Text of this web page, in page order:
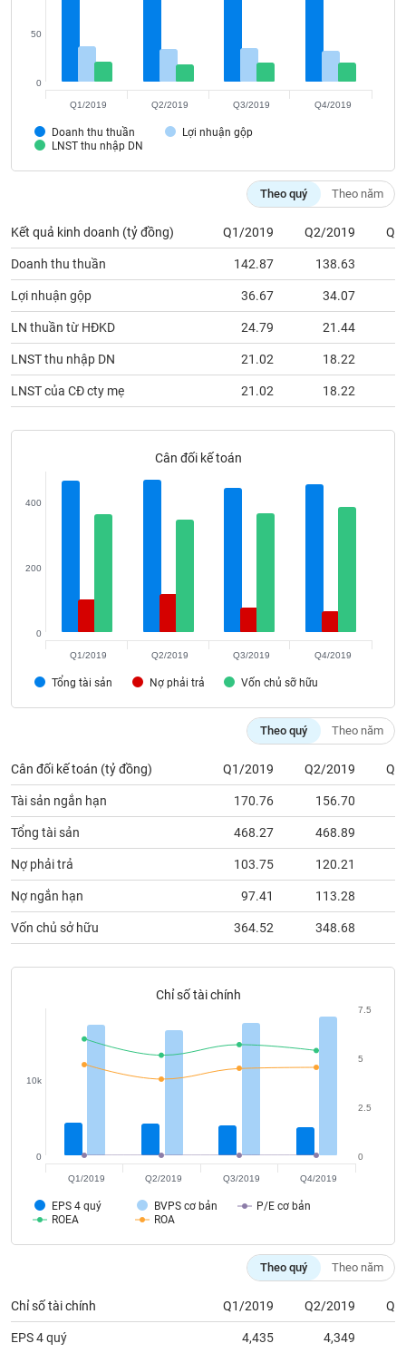
Doanh thu thuần
Lợi nhuận gộp
LNST thu nhập DN
0
50
Q1/2019 Q2/2019 Q3/2019 Q4/2019
Theo quý Theo năm
Kết quả kinh doanh (tỷ đồng) Q1/2019 Q2/2019
Doanh thu thuần 142.87 138.63
Lợi nhuận gộp 36.67 34.07
LN thuần từ HĐKD 24.79 21.44
LNST thu nhập DN 21.02 18.22
LNST của CĐ cty mẹ 21.02 18.22
Cân đối kế toán
Tổng tài sản Nợ phải trả Vốn chủ sỡ hữu
0
200
400
Q1/2019 Q2/2019 Q3/2019 Q4/2019
Theo quý Theo năm
Cân đối kế toán (tỷ đồng) Q1/2019 Q2/2019
Tài sản ngắn hạn 170.76 156.70
Tổng tài sản 468.27 468.89
Nợ phải trả 103.75 120.21
Nợ ngắn hạn 97.41 113.28
Vốn chủ sở hữu 364.52 348.68
Chỉ số tài chính
EPS 4 quý BVPS cơ bản
P/E cơ bản
ROEA
ROA
0
10k
0
2.5
5
7.5
Q1/2019 Q2/2019 Q3/2019 Q4/2019
Theo quý Theo năm
Chỉ số tài chính Q1/2019 Q2/2019
EPS 4 quý 4,435 4,349
TÀI
CHÍNH
CÔNG
NGHỆ
THÔNG
TIN
DỊCH
TRUYỀN
BẤT
ĐỘNG
SẢN
khoán
(-)
Tất cả Cổ phiếu Chỉ số Chứng chỉ quỹ Chứng
Lãnh
đạo
(-)
Tất cả Người nội bộ Người liên quan Cổ đông lớn
viết
Báo
cáo
phân
tích
Thuật
(-)